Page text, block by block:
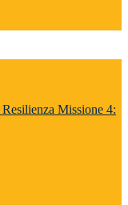
Missione 4: